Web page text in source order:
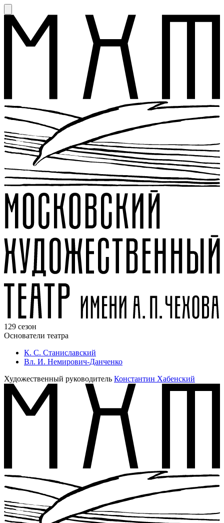
129 сезон
Основатели театра
К. С. Станиславский
Вл. И. Немирович-Данченко
Художественный руководитель Константин Хабенский